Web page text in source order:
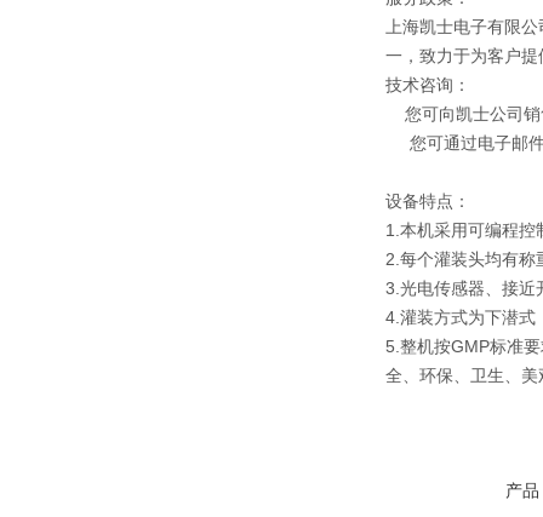
上海凯士电子有限
一，致力于为客户
技术咨询：
您可向凯士公司销
您可通过电子邮件
设备特点：
1.本机采用可编程控
2.每个灌装头均有称
3.光电传感器、接近
4.灌装方式为下潜式
5.整机按GMP标准
全、环保、卫生、
产品